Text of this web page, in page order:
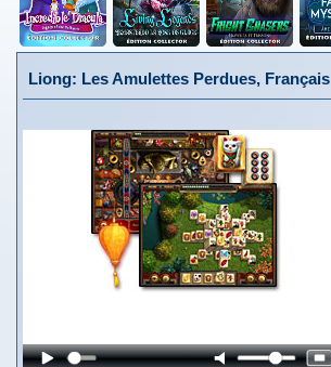
Liong: Les Amulettes Perdues, Français